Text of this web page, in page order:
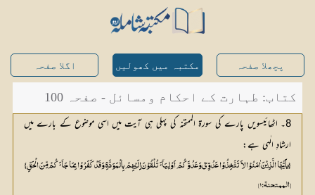
پچھلا صفحہ مکتبہ میں کھولیں اگلا صفحہ
کتاب: طہارت کے احکام ومسائل - صفحہ 100
8۔ اٹھائیسویں پارے کی سورۃ الممتحنہ کی پہلی ہی آیت میں اسی موضوع کے بارے میں
ارشادِ الٰہی ہے:
{ٰٓیاََیُّھَا الَّذِیْنَ اٰمَنُوْا لاَ تَتَّخِذُوْا عَدُوِّیْ وَعَدُوَّکُمْ اَوْلِیَآئَ تُلْقُوْنَ اِِلَیْھِمْ بِالْمَوَدَّۃِ وَقَدْ کَفَرُوْا بِمَا جَآئَ کُمْ مِّنَ الْحَقِّ}
[الممتحنۃ: ۱]